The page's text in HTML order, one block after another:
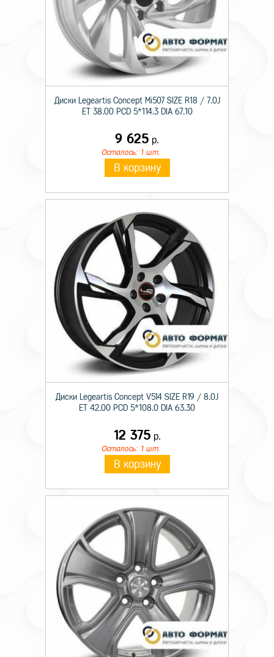
Диски Legeartis Concept Mi507 SIZE R18 / 7.0J
ET 38.00 PCD 5*114.3 DIA 67.10
9 625 р.
Осталось: 1 шт.
В корзину
Диски Legeartis Concept V514 SIZE R19 / 8.0J
ET 42.00 PCD 5*108.0 DIA 63.30
12 375р.
Осталось: 1 шт.
В корзину